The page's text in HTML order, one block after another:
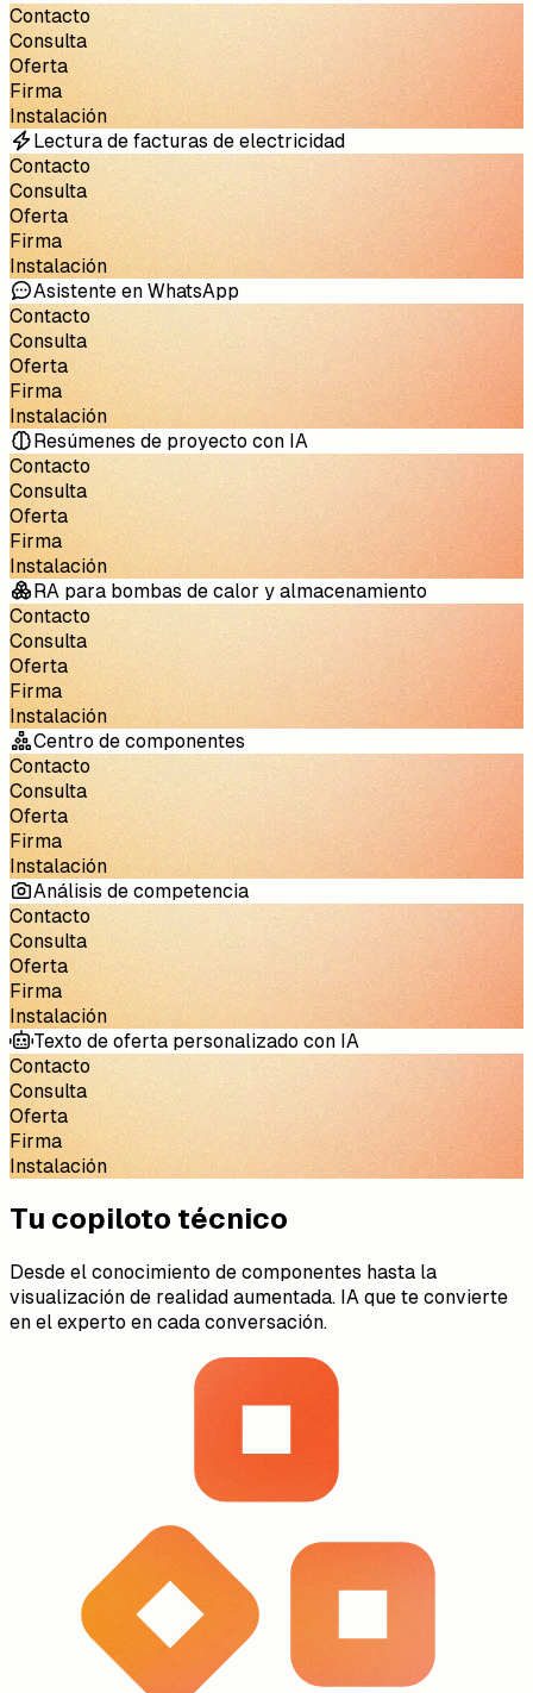
Contacto
Consulta
Oferta
Firma
Instalación
Lectura de facturas de electricidad
Contacto
Consulta
Oferta
Firma
Instalación
Asistente en WhatsApp
Contacto
Consulta
Oferta
Firma
Instalación
Resúmenes de proyecto con IA
Contacto
Consulta
Oferta
Firma
Instalación
RA para bombas de calor y almacenamiento
Contacto
Consulta
Oferta
Firma
Instalación
Centro de componentes
Contacto
Consulta
Oferta
Firma
Instalación
Análisis de competencia
Contacto
Consulta
Oferta
Firma
Instalación
Texto de oferta personalizado con IA
Contacto
Consulta
Oferta
Firma
Instalación
Tu copiloto técnico
Desde el conocimiento de componentes hasta la
visualización de realidad aumentada. IA que te convierte
en el experto en cada conversación.